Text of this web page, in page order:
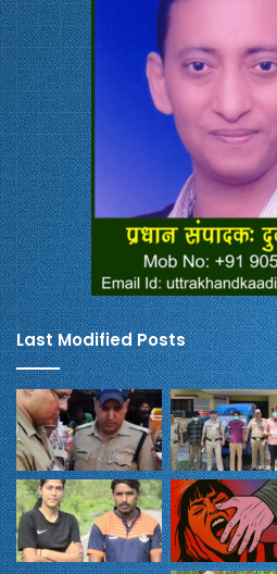
Last Modified Posts